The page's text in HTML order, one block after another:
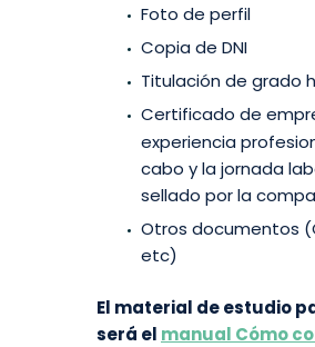
Foto de perfil
Copia de DNI
Titulación de grado
Certificado de
experiencia
cabo y la jornada
sellado por la
Otros documentos
etc)
El material de estudio
será el manual Cómo